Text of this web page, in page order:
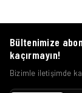
Bültenimize
kaçırmayın!
Bizimle iletişimde